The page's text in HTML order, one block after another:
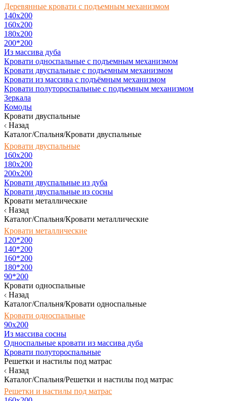
Деревянные кровати с подъемным механизмом
140x200
160х200
180х200
200*200
Из массива дуба
Кровати односпальные с подъемным механизмом
Кровати двуспальные с подъемным механизмом
Кровати из массива с подъёмным механизмом
Кровати полутороспальные с подъемным механизмом
Зеркала
Комоды
Кровати двуспальные
Назад
Каталог/Спальня/Кровати двуспальные
Кровати двуспальные
160х200
180x200
200x200
Кровати двуспальные из дуба
Кровати двуспальные из сосны
Кровати металлические
Назад
Каталог/Спальня/Кровати металлические
Кровати металлические
120*200
140*200
160*200
180*200
90*200
Кровати односпальные
Назад
Каталог/Спальня/Кровати односпальные
Кровати односпальные
90х200
Из массива сосны
Односпальные кровати из массива дуба
Кровати полутороспальные
Решетки и настилы под матрас
Назад
Каталог/Спальня/Решетки и настилы под матрас
Решетки и настилы под матрас